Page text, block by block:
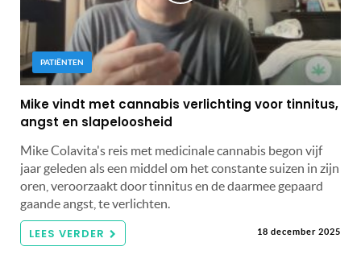
PATIËNTEN
Mike vindt met cannabis verlichting voor tinnitus,
angst en slapeloosheid
Mike Colavita's reis met medicinale cannabis begon vijf
jaar geleden als een middel om het constante suizen in zijn
oren, veroorzaakt door tinnitus en de daarmee gepaard
gaande angst, te verlichten.
LEES VERDER 18 december 2025